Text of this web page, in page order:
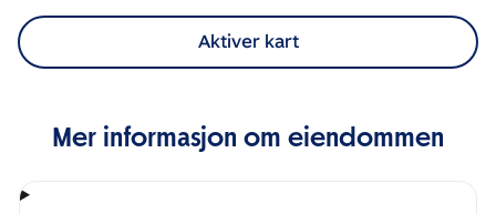
Aktiver kart
Mer informasjon om eiendommen